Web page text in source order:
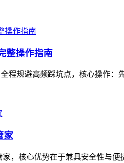
整操作指南
程规避高频踩坑点，核心操作
家
，核心优势在于兼具安全性与